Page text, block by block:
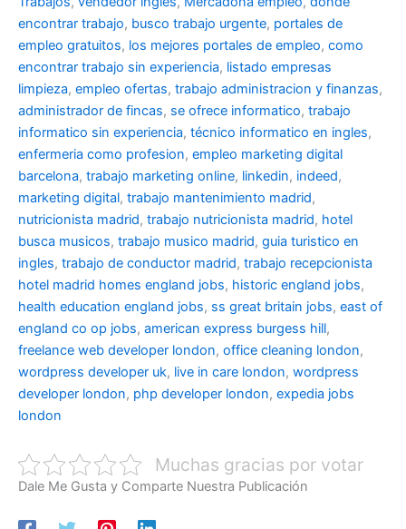
encontrar trabajo, busco trabajo urgente, portales de
empleo gratuitos, los mejores portales de empleo, como
encontrar trabajo sin experiencia, listado empresas
limpieza, empleo ofertas, trabajo administracion y finanzas,
administrador de fincas, se ofrece informatico, trabajo
informatico sin experiencia, técnico informatico en ingles,
enfermeria como profesion, empleo marketing digital
barcelona, trabajo marketing online, linkedin, indeed,
marketing digital, trabajo mantenimiento madrid,
nutricionista madrid, trabajo nutricionista madrid, hotel
busca musicos, trabajo musico madrid, guia turistico en
ingles, trabajo de conductor madrid, trabajo recepcionista
hotel madrid homes england jobs, historic england jobs,
health education england jobs, ss great britain jobs, east of
england co op jobs, american express burgess hill,
freelance web developer london, office cleaning london,
wordpress developer uk, live in care london, wordpress
developer london, php developer london, expedia jobs
london
Muchas gracias por votar
Dale Me Gusta y Comparte Nuestra Publicación